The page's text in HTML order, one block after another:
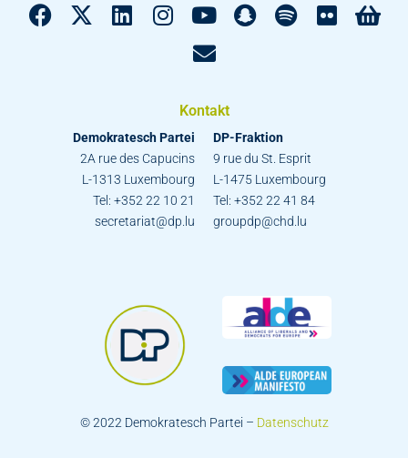
Kontakt
Demokratesch Partei
2A rue des Capucins
L-1313 Luxembourg
Tel: +352 22 10 21
secretariat@dp.lu
DP-Fraktion
9 rue du St. Esprit
L-1475 Luxembourg
Tel: +352 22 41 84
groupdp@chd.lu
© 2022 Demokratesch Partei – Datenschutz